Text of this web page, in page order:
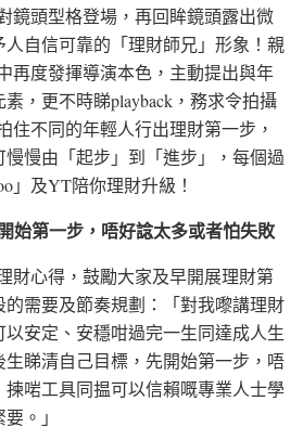
鏡頭型格登場，再回眸鏡頭露出微
自信可靠的「理財師兄」形象！親
再度發揮導演本色，主動提出與年
，更不時睇playback，務求令拍攝
住不同的年輕人行出理財第一步，
慢由「起步」到「進步」，每個過
」及YT陪你理財升級！
始第一步，唔好諗太多或者怕失敗
財心得，鼓勵大家及早開展理財第
需要及節奏規劃：「對我嚟講理財
安定、安穩咁過完一生同達成人生
生睇清自己目標，先開始第一步，唔
啱工具同揾可以信賴嘅專業人士學
。」